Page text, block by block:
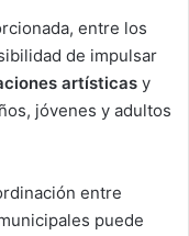
entre los
de impulsar
artísticas y
jóvenes y adultos
entre
puede